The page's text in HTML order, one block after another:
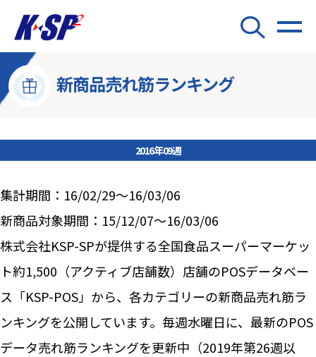
新商品売れ筋ランキング
2016年09週
集計期間：16/02/29～16/03/06
新商品対象期間：15/12/07～16/03/06
株式会社KSP-SPが提供する全国食品スーパーマーケッ
ト約1,500（アクティブ店舗数）店舗のPOSデータベー
ス「KSP-POS」から、各カテゴリーの新商品売れ筋ラ
ンキングを公開しています。毎週水曜日に、最新のPOS
データ売れ筋ランキングを更新中（2019年第26週以